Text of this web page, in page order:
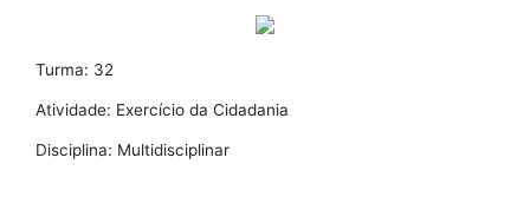
Turma: 32
Atividade: Exercício da Cidadania
Disciplina: Multidisciplinar